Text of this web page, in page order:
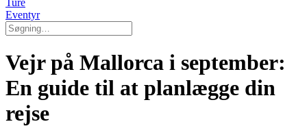
Ture
Eventyr
Vejr på Mallorca i september:
En guide til at planlægge din
rejse